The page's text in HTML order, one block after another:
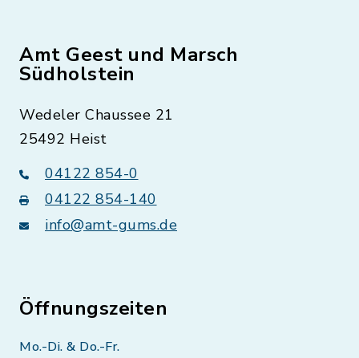
Amt Geest und Marsch
Südholstein
Wedeler Chaussee 21
25492 Heist
04122 854-0
04122 854-140
info@amt-gums.de
Öffnungszeiten
Mo.-Di. & Do.-Fr.